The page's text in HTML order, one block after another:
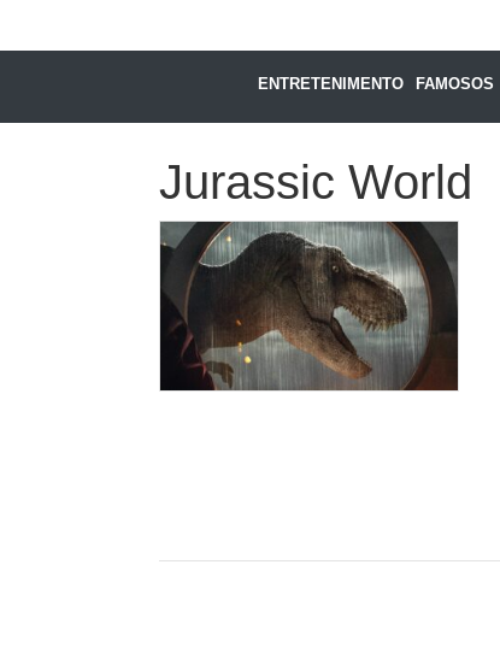
ENTRETENIMENTO FAMOSOS
Jurassic World